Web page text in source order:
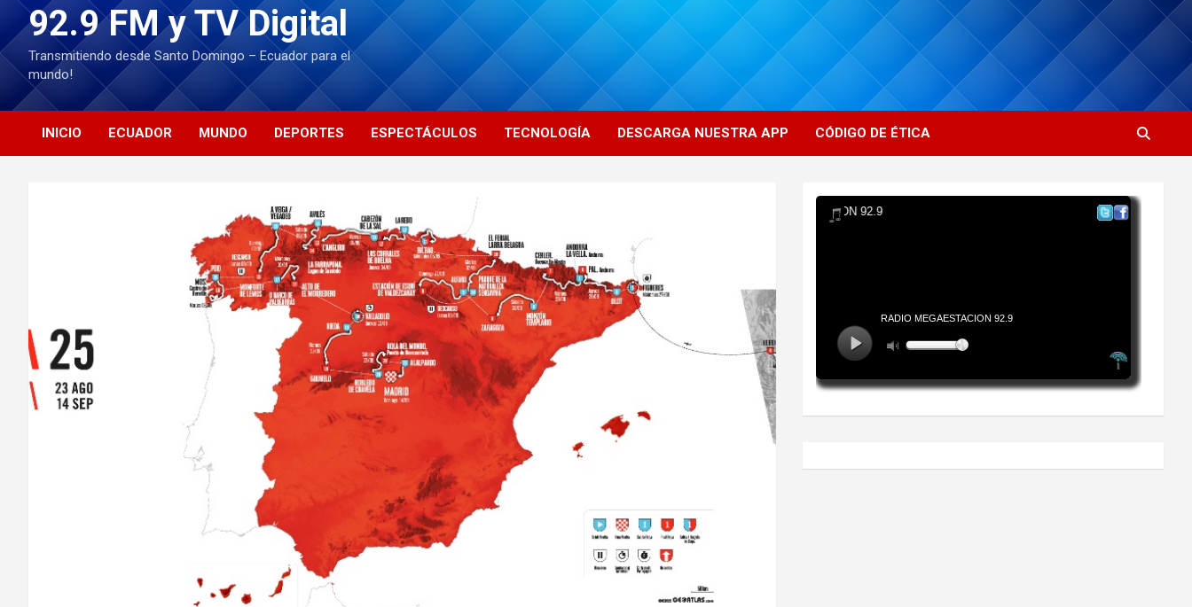
92.9 FM y TV Digital
Transmitiendo desde Santo Domingo – Ecuador para el
mundo!
INICIO ECUADOR MUNDO DEPORTES ESPECTÁCULOS TECNOLOGÍA DESCARGA NUESTRA APP CÓDIGO DE ÉTICA